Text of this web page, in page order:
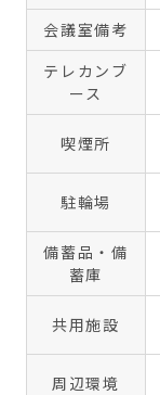
会議室備考
テレカンブ
ース
喫煙所
駐輪場
備蓄品・備
蓄庫
共用施設
周辺環境